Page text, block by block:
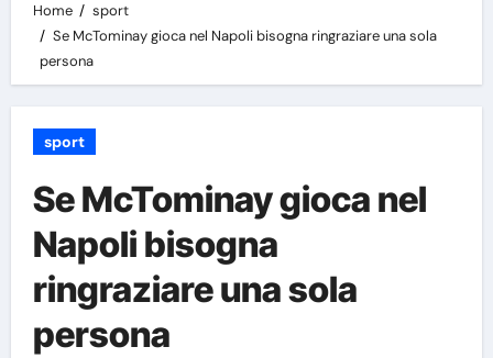
Home
sport
Se McTominay gioca nel Napoli bisogna ringraziare una sola
persona
sport
Se McTominay gioca nel
Napoli bisogna
ringraziare una sola
persona